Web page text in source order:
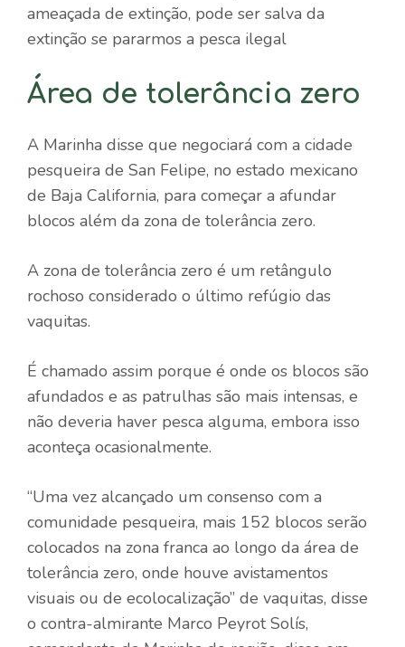
ameaçada de extinção, pode ser salva da
extinção se pararmos a pesca ilegal
Área de tolerância zero
A Marinha disse que negociará com a cidade
pesqueira de San Felipe, no estado mexicano
de Baja California, para começar a afundar
blocos além da zona de tolerância zero.
A zona de tolerância zero é um retângulo
rochoso considerado o último refúgio das
vaquitas.
É chamado assim porque é onde os blocos são
afundados e as patrulhas são mais intensas, e
não deveria haver pesca alguma, embora isso
aconteça ocasionalmente.
“Uma vez alcançado um consenso com a
comunidade pesqueira, mais 152 blocos serão
colocados na zona franca ao longo da área de
tolerância zero, onde houve avistamentos
visuais ou de ecolocalização” de vaquitas, disse
o contra-almirante Marco Peyrot Solís,